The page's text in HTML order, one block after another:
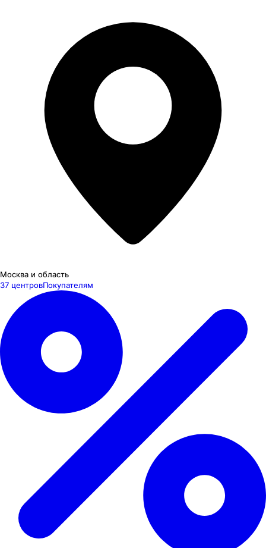
Москва и область
37 центровПокупателям